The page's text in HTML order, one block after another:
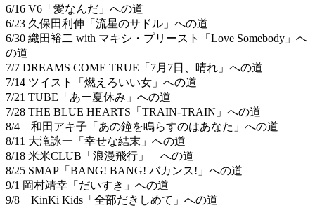
6/16 V6「愛なんだ」への道
6/23 久保田利伸「流星のサドル」への道
6/30 織田裕二 with マキシ・プリースト「Love Somebody」へ
の道
7/7 DREAMS COME TRUE「7月7日、晴れ」への道
7/14 ツイスト「燃えろいい女」への道
7/21 TUBE「あー夏休み」への道
7/28 THE BLUE HEARTS「TRAIN-TRAIN」への道
8/4 和田アキ子「あの鐘を鳴らすのはあなた」への道
8/11 大滝詠一「幸せな結末」への道
8/18 米米CLUB「浪漫飛行」 への道
8/25 SMAP「BANG! BANG! バカンス!」への道
9/1 岡村靖幸「だいすき」への道
9/8 KinKi Kids「全部だきしめて」への道